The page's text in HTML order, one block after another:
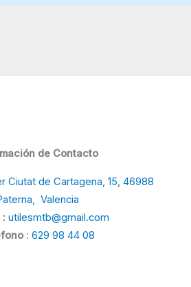
de Contacto
Ciutat de Cartagena, 15, 46988
Valencia
utilesmtb@gmail.com
: 629 98 44 08